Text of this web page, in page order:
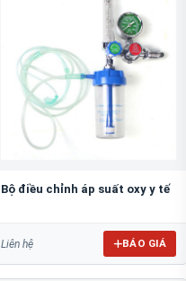
Bộ điều chỉnh áp suất oxy y tế
Liên hệ BÁO GIÁ